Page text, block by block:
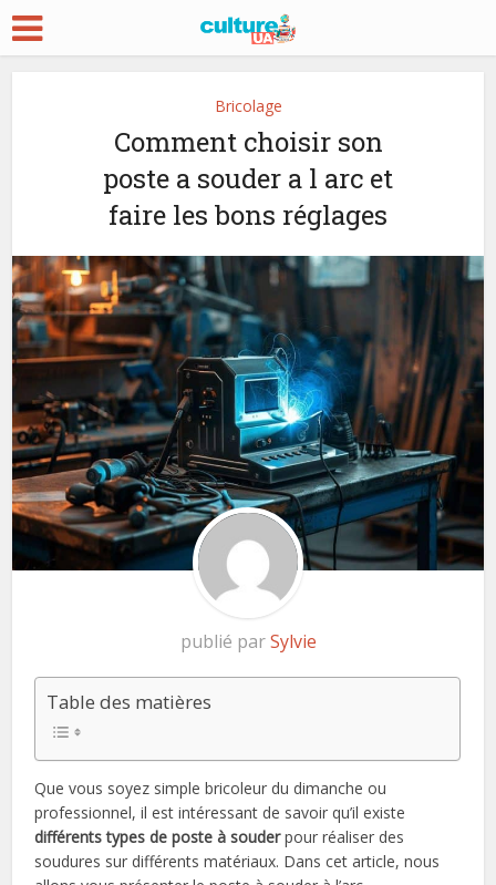
Bricolage
Comment choisir son
poste a souder a l arc et
faire les bons réglages
publié parSylvie
Table des matières
Que vous soyez simple bricoleur du dimanche ou
professionnel, il est intéressant de savoir qu’il existe
différents types de poste à souderpour réaliser des
soudures sur différents matériaux. Dans cet article, nous